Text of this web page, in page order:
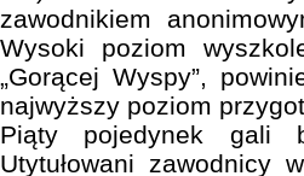
zawodnikiem
Wysoki poziom
„Gorącej Wyspy”,
najwyższy poziom
Piąty pojedynek gali
Utytułowani zawodnicy